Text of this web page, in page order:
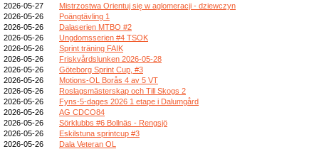
2026-05-27
Mistrzostwa Orientuj się w aglomeracji - dziewczyn
2026-05-26
Poängtävling 1
2026-05-26
Dalaserien MTBO #2
2026-05-26
Ungdomsserien #4 TSOK
2026-05-26
Sprint träning FAIK
2026-05-26
Friskvårdslunken 2026-05-28
2026-05-26
Göteborg Sprint Cup, #3
2026-05-26
Motions-OL Borås 4 av 5 VT
2026-05-26
Roslagsmästerskap och Till Skogs 2
2026-05-26
Fyns-5-dages 2026 1 etape i Dalumgård
2026-05-26
AG CDCO84
2026-05-26
Sörklubbs #6 Bollnäs - Rengsjö
2026-05-26
Eskilstuna sprintcup #3
2026-05-26
Dala Veteran OL